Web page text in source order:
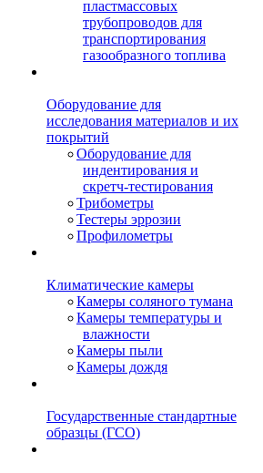
пластмассовых
трубопроводов для
транспортирования
газообразного топлива
Оборудование для
исследования материалов и их
покрытий
Оборудование для
индентирования и
скретч-тестирования
Трибометры
Тестеры эррозии
Профилометры
Климатические камеры
Камеры соляного тумана
Камеры температуры и
влажности
Камеры пыли
Камеры дождя
Государственные стандартные
образцы (ГСО)